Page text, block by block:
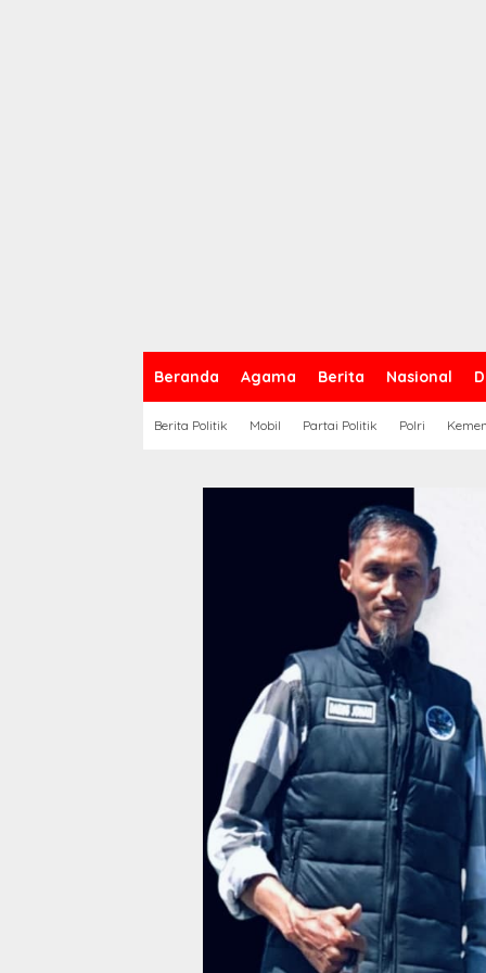
Beranda Agama Berita Nasional
Berita Politik Mobil Partai Politik Polri